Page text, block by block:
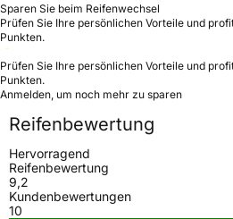
Sparen Sie beim Reifenwechsel
Prüfen Sie Ihre persönlichen Vorteile und
Punkten.
Prüfen Sie Ihre persönlichen Vorteile und
Punkten.
Anmelden, um noch mehr zu sparen
Reifenbewertung
Hervorragend
Reifenbewertung
9,2
Kundenbewertungen
10